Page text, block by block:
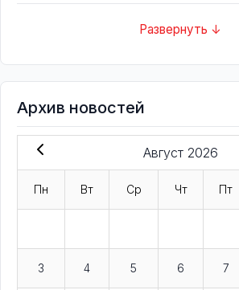
Развернуть ↓
Архив новостей
Август 2026
Пн Вт Ср Чт Пт
3 4 5 6 7